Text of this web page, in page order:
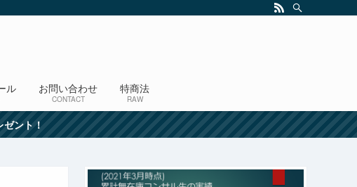
ル お問い合わせ
CONTACT
特商法
RAW
ゼント！